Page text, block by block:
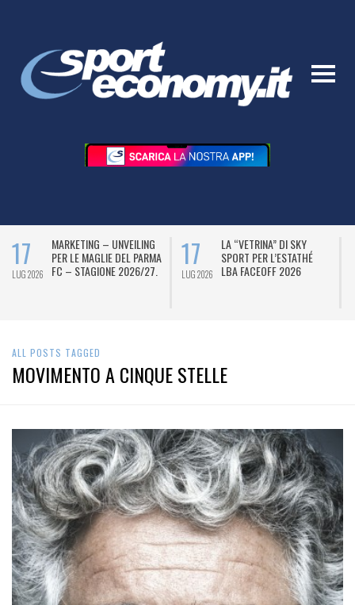
17
LUG 2026
MARKETING – UNVEILING
PER LE MAGLIE DEL PARMA
FC – STAGIONE 2026/27.
17
LUG 2026
LA “VETRINA” DI SKY
SPORT PER L’ESTATHÉ
LBA FACEOFF 2026
ALL POSTS TAGGED
MOVIMENTO A CINQUE STELLE